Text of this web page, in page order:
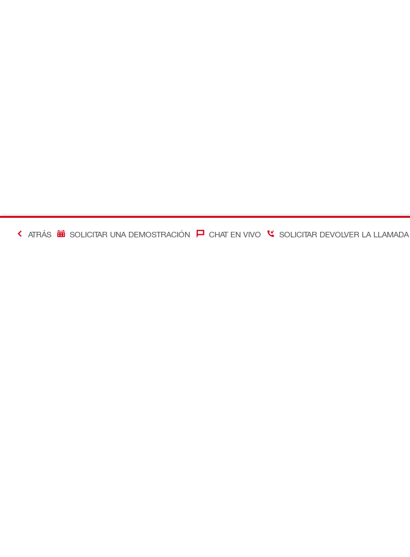
ATRÁS SOLICITAR UNA DEMOSTRACIÓN CHAT EN VIVO SOLICITAR DEVOLVER LA LLAMADA